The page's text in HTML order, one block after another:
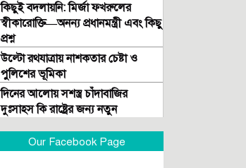
কিছুই বদলায়নি: মির্জা ফখরুলের
স্বীকারোক্তি—অনন্য প্রধানমন্ত্রী এবং কিছু
প্রশ্ন
উল্টো রথযাত্রায় নাশকতার চেষ্টা ও
পুলিশের ভূমিকা
দিনের আলোয় সশস্ত্র চাঁদাবাজির
দুঃসাহস কি রাষ্ট্রের জন্য নতুন
প্রাইমএশিয়া বিশ্ববিদ্যালয়ে অনিয়মের
Our Facebook Page